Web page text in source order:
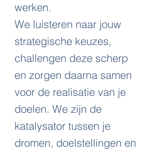
werken.
We luisteren naar jouw
strategische keuzes,
challengen deze scherp
en zorgen daarna samen
voor de realisatie van je
doelen. We zijn de
katalysator tussen je
dromen, doelstellingen en